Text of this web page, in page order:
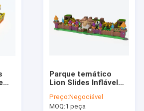
Parque temático
Lion Slides Inflável
Para Crianças
Preço:Negociável
MOQ:1 peça